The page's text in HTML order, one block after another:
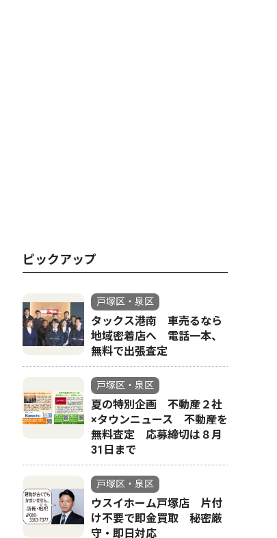
ピックアップ
戸塚区・泉区
タックス港南 車売るなら
地域密着店へ 電話一本、
無料で出張査定
戸塚区・泉区
夏の特別企画 不動産２社
×タウンニュース 不動産を
無料査定 応募締切は８月
31日まで
戸塚区・泉区
ウスイホーム戸塚店 片付
け不要で即金買取 秘密厳
守・即日対応